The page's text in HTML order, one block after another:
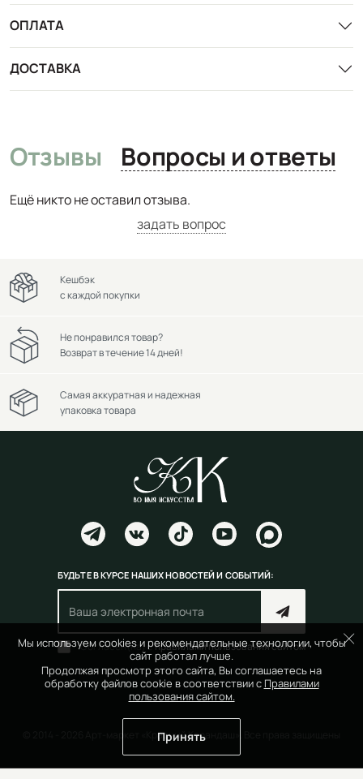
ОПЛАТА
ДОСТАВКА
Отзывы Вопросы и ответы
Ещё никто не оставил отзыва.
задать вопрос
Мы используем cookies и рекомендательные технологии, чтобы
сайт работал лучше.
Продолжая просмотр этого сайта, Вы соглашаетесь на
обработку файлов cookie в соответствии с Правилами
пользования сайтом.
Принять
Кешбэк
с каждой покупки
Не понравился товар?
Возврат в течение 14 дней!
Самая аккуратная и надежная
упаковка товара
БУДЬТЕ В КУРСЕ НАШИХ НОВОСТЕЙ И СОБЫТИЙ:
Согласен(на) справилами пользования сайтом
© 2014 - 2026 Арт-маркет «Красный Карандаш». Все права защищены